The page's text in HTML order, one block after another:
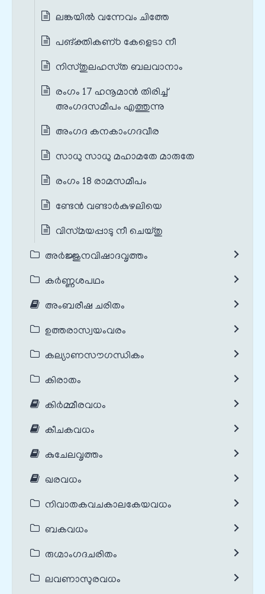
ലങ്കയില്‍ വന്നേവം ചിത്തേ
പങ്‌ക്തികണ്‌ഠ കേളെടാ നീ
നിസ്‌തുലഹസ്‌ത ബലവാനാം
രംഗം 17 ഹനൂമാൻ തിരിച്ച്
അംഗദസമീപം എത്തുന്നു
അംഗദ കനകാംഗദവീര
സാധു സാധു മഹാമതേ മാരുതേ
രംഗം 18 രാമസമീപം
ണ്ടേന്‍ വണ്ടാര്‍കുഴലിയെ
വിസ്‌മയപ്പാടു നീ ചെയ്‌തു
അർജ്ജുനവിഷാദവൃത്തം
കർണ്ണശപഥം
അംബരീഷ ചരിതം
ഉത്തരാസ്വയംവരം
കല്യാണസൗഗന്ധികം
കിരാതം
കിർമ്മീരവധം
കീചകവധം
കുചേലവൃത്തം
ഖരവധം
നിവാതകവചകാലകേയവധം
ബകവധം
രുഗ്മാംഗദചരിതം
ലവണാസുരവധം